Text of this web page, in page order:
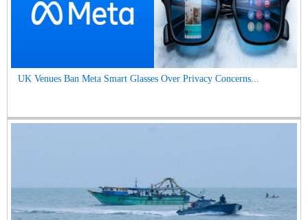
UK Venues Ban Meta Smart Glasses Over Privacy Concerns...